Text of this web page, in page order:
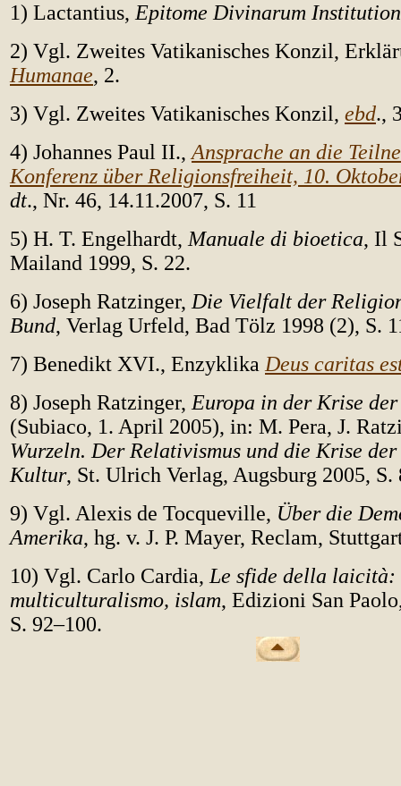
1) Lactantius, Epitome Divinarum
2) Vgl. Zweites Vatikanisches Konzil,
Humanae, 2.
3) Vgl. Zweites Vatikanisches Konzil, ebd.,
4) Johannes Paul II., Ansprache an die
Konferenz über Religionsfreiheit, 10.
dt., Nr. 46, 14.11.2007, S. 11
5) H. T. Engelhardt, Manuale di bioetica, Il
Mailand 1999, S. 22.
6) Joseph Ratzinger, Die Vielfalt der
Bund, Verlag Urfeld, Bad Tölz 1998 (2), S.
7) Benedikt XVI., Enzyklika Deus caritas
8) Joseph Ratzinger, Europa in der Krise
(Subiaco, 1. April 2005), in: M. Pera, J.
Wurzeln. Der Relativismus und die Krise
Kultur, St. Ulrich Verlag, Augsburg 2005, S.
9) Vgl. Alexis de Tocqueville, Über die
Amerika, hg. v. J. P. Mayer, Reclam,
10) Vgl. Carlo Cardia, Le sfide della laicità:
multiculturalismo, islam, Edizioni San
S. 92–100.